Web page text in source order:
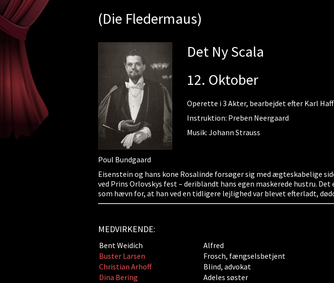
(Die Fledermaus)
Det Ny Scala
12. Oktober
Operette i 3 Akter, bearbejdet efter Karl
Instruktion: Preben Neergaard
Musik: Johann Strauss
Poul Bundgaard
Eisenstein og hans kone Rosalinde forsøger sig med ægteskabelige
ved Prins Orlovskys fest – deriblandt hans egen maskerede hustru.
som hævn for, at han ved en tidligere lejlighed var blevet efterladt,
MEDVIRKENDE:
Bent Weidich
Alfred
Buster Larsen
Frosch, fængselsbetjent
Christian Arhoff
Blind, advokat
Dina Bering
Adeles søster